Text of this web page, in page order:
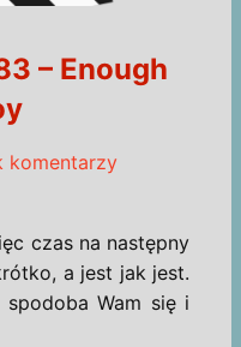
– Enough
komentarzy
czas na następny
a jest jak jest.
Wam się i